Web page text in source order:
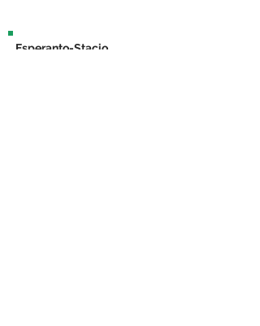
Esperanto-Stacio